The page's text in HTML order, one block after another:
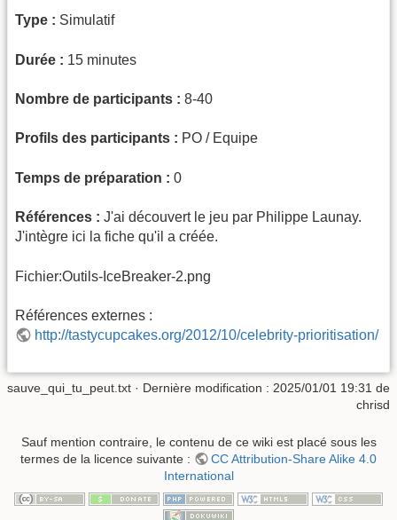
Type : Simulatif
Durée : 15 minutes
Nombre de participants : 8-40
Profils des participants : PO / Equipe
Temps de préparation : 0
Références : J'ai découvert le jeu par Philippe Launay.
J'intègre ici la fiche qu'il a créée.
Fichier:Outils-IceBreaker-2.png
Références externes :
http://tastycupcakes.org/2012/10/celebrity-prioritisation/
sauve_qui_tu_peut.txt · Dernière modification : 2025/01/01 19:31 de
chrisd
Sauf mention contraire, le contenu de ce wiki est placé sous les
termes de la licence suivante :
CC Attribution-Share Alike 4.0
International